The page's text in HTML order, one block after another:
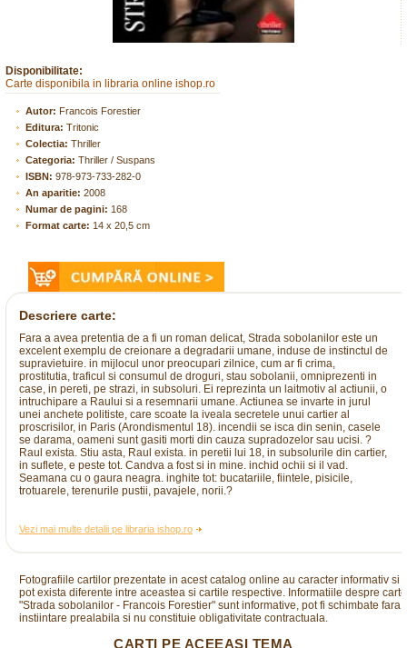
Disponibilitate:
Carte disponibila in libraria online ishop.ro
Autor: Francois Forestier
Editura: Tritonic
Colectia: Thriller
Categoria: Thriller / Suspans
ISBN: 978-973-733-282-0
An aparitie: 2008
Numar de pagini: 168
Format carte: 14 x 20,5 cm
Descriere carte:
Fara a avea pretentia de a fi un roman delicat, Strada sobolanilor este un
excelent exemplu de creionare a degradarii umane, induse de instinctul de
supravietuire. in mijlocul unor preocupari zilnice, cum ar fi crima,
prostitutia, traficul si consumul de droguri, stau sobolanii, omniprezenti in
case, in pereti, pe strazi, in subsoluri. Ei reprezinta un laitmotiv al actiunii, o
intruchipare a Raului si a resemnarii umane. Actiunea se invarte in jurul
unei anchete politiste, care scoate la iveala secretele unui cartier al
proscrisilor, in Paris (Arondismentul 18). incendii se isca din senin, casele
se darama, oameni sunt gasiti morti din cauza supradozelor sau ucisi. ?
Raul exista. Stiu asta, Raul exista. in peretii lui 18, in subsolurile din cartier,
in suflete, e peste tot. Candva a fost si in mine. inchid ochii si il vad.
Seamana cu o gaura neagra. inghite tot: bucatariile, fiintele, pisicile,
trotuarele, terenurile pustii, pavajele, norii.?
Vezi mai multe detalii pe libraria ishop.ro
Fotografiile cartilor prezentate in acest catalog online au caracter informativ si
pot exista diferente intre aceastea si cartile respective. Informatiile despre
"Strada sobolanilor - Francois Forestier" sunt informative, pot fi schimbate fara
instiintare prealabila si nu constituie obligativitate contractuala.
CARTI PE ACEEASI TEMA